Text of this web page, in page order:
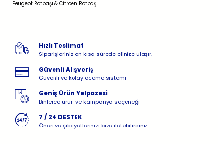
Peugeot Rotbaşı & Citroen Rotbaş
Hızlı Teslimat
Siparişleriniz en kısa sürede elinize ulaşır.
Güvenli Alışveriş
Güvenli ve kolay ödeme sistemi
Geniş Ürün Yelpazesi
Binlerce ürün ve kampanya seçeneği
7 / 24 DESTEK
Öneri ve şikayetlerinizi bize iletebilirsiniz.